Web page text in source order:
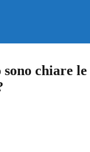
sono chiare
su 5
su 5